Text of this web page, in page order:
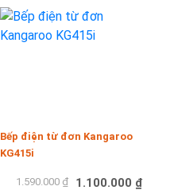
Bếp điện từ đơn Kangaroo
KG415i
1.590.000 ₫ 1.100.000 ₫